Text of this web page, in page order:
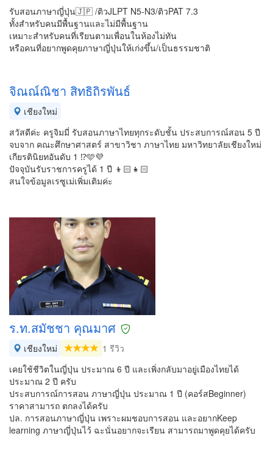
รับสอนภาษาญี่ปุ่น🇯🇵 /ติวJLPT N5-N3/ติวPAT 7.3
ทั้งสำหรับคนมีพื้นฐานและไม่มีพื้นฐาน
เหมาะสำหรับคนที่เรียนตามเพื่อนในห้องไม่ทัน
หรือคนที่อยากพูดคุยภาษาญี่ปุ่นให้เก่งขึ้น/เป็นธรรมชาติ
จิณณ์ณิชา สิทธิถิรพันธ์
เชียงใหม่
สวัสดีค่ะ ครูจิมมี่ รับสอนภาษาไทยทุกระดับชั้น ประสบการณ์สอน 5 ปี
จบจาก คณะศึกษาศาสตร์ สาขาวิชา ภาษาไทย มหาวิทยาลัยเชียงใหม่
เกียรตินิยทอันดับ 1 ⁉️🩵💜
ปัจจุบันรับราชการครูได้ 1 ปี 👦🏻👧🏻
สนใจข้อมูลเรซูเม่เพิ่มเติมค่ะ
ร.ท.สมัชชา คุณมาศ
เชียงใหม่
1 รีวิว
เคยใช้ชีวิตในญี่ปุ่น ประมาณ 6 ปี และเพิ่งกลับมาอยู่เมืองไทยได้
ประมาณ 2 ปี ครับ
ประสบการณ์การสอน ภาษาญี่ปุ่น ประมาณ 1 ปี (คอร์สBeginner)
ราคาสามารถ ตกลงได้ครับ
ปล. การสอนภาษาญี่ปุ่น เพราะผมชอบการสอน และอยากKeep
learning ภาษาญี่ปุ่นไว้ ฉะนั่นอยากจะเรียน สามารถมาพูดคุยได้ครับ